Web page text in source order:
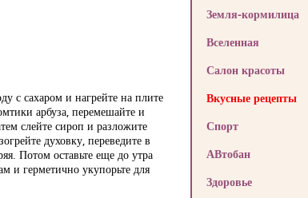
с сахаром и нагрейте на плите
арбуза, перемешайте и
слейте сироп и разложите
духовку, переведите в
Потом оставьте еще до утра
и герметично укупорьте для
Земля-кормилица
Вселенная
Салон красоты
Вкусные рецепты
Спорт
АВтобан
Здоровье